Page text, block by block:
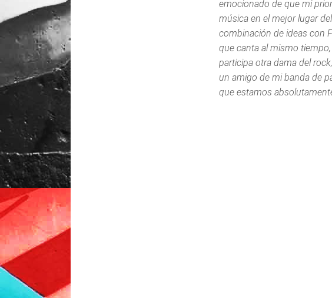
emocionado de que mi
música en el mejor lugar
combinación de ideas con
que canta al mismo
participa otra dama del
un amigo de mi banda de
que estamos